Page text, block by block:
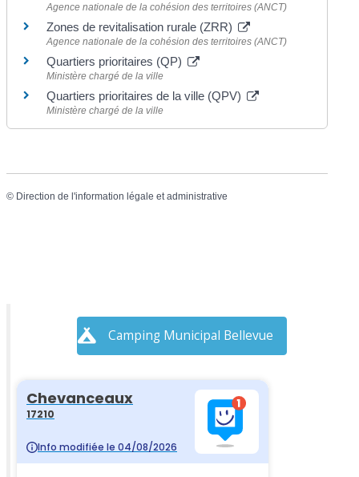
Agence nationale de la cohésion des territoires (ANCT)
Zones de revitalisation rurale (ZRR)
Agence nationale de la cohésion des territoires (ANCT)
Quartiers prioritaires (QP)
Ministère chargé de la ville
Quartiers prioritaires de la ville (QPV)
Ministère chargé de la ville
© Direction de l'information légale et administrative
Camping Municipal Bellevue